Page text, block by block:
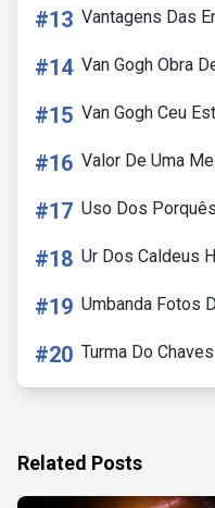
#13 Vantagens Das
#14 Van Gogh Obra
#15 Van Gogh Ceu
#16 Valor De Uma
#17 Uso Dos
#18 Ur Dos Caldeus
#19 Umbanda Fotos
#20 Turma Do
Related Posts